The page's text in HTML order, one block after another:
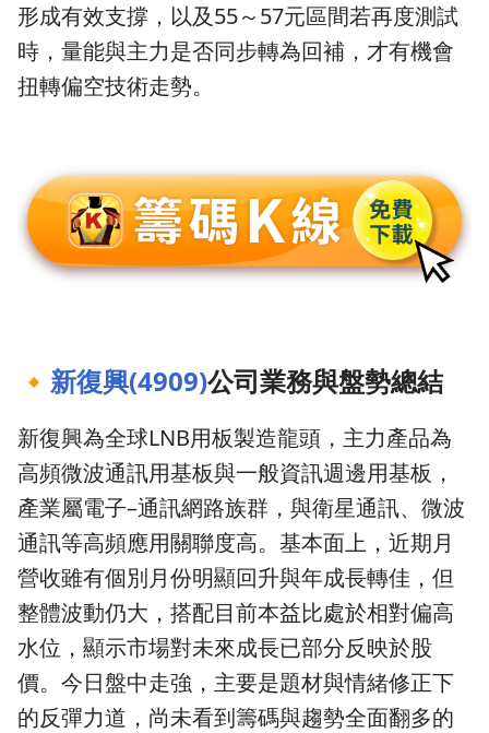
形成有效支撐，以及55～57元區間若再度測試
時，量能與主力是否同步轉為回補，才有機會
扭轉偏空技術走勢。
🔸 新復興(4909)公司業務與盤勢總結
新復興為全球LNB用板製造龍頭，主力產品為
高頻微波通訊用基板與一般資訊週邊用基板，
產業屬電子–通訊網路族群，與衛星通訊、微波
通訊等高頻應用關聯度高。基本面上，近期月
營收雖有個別月份明顯回升與年成長轉佳，但
整體波動仍大，搭配目前本益比處於相對偏高
水位，顯示市場對未來成長已部分反映於股
價。今日盤中走強，主要是題材與情緒修正下
的反彈力道，尚未看到籌碼與趨勢全面翻多的